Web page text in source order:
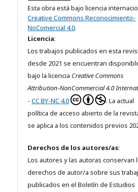
Esta obra está bajo licencia
Creative Commons Reconocimiento-
NoComercial 4.0.
Licencia:
Los trabajos publicados en esta
desde 2021 se encuentran
bajo la licencia Creative Commons
Attribution-NonCommercial 4.0
- CC BY-NC 4.0
. La actual
política de acceso abierto de la
se aplica a los contenidos previos
Derechos de los autores/as:
Los autores y las autoras conservan
derechos de autor/a sobre sus
publicados en el Boletín de Estudios